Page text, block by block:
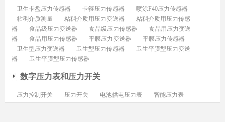
卫生卡盘压力传感器 卡箍压力传感器
喷涂F40压力传感器
粘稠介质测量
粘稠介质用压力变送器
粘稠介质用压力传感
器
食品级压力变送器 食品级压力传感器
食品用压力变送
器
食品用压力传感器 平膜压力变送器
平膜压力传感器
卫生型压力变送器
卫生型压力传感器
卫生平膜型压力变送
器
卫生平膜型压力传感器
数字压力表和压力开关
压力控制开关 压力开关 电池供电压力表 智能压力表